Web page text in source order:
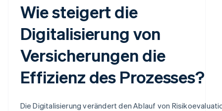
Wie steigert die
Digitalisierung von
Versicherungen die
Effizienz des Prozesses?
Die Digitalisierung verändert den Ablauf von